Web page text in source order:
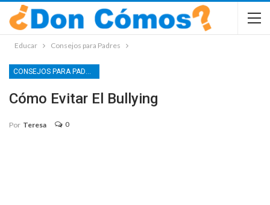
Educar Consejos para Padres
CONSEJOS PARA PADRES
Cómo Evitar El Bullying
Por Teresa 0